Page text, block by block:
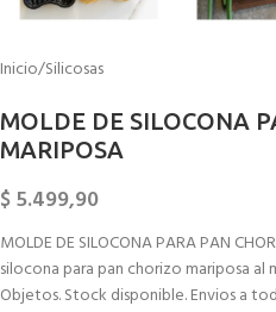
Inicio/Silicosas
MOLDE DE SILOCONA
MARIPOSA
$5.499,90
MOLDE DE SILOCONA PARA PAN
silocona para pan chorizo mariposa
Objetos. Stock disponible. Envios a